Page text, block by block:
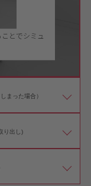
とでシミュ
まった場合）
り出し)